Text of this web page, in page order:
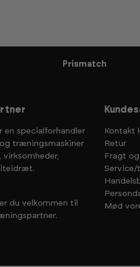
Prismatch
en specialforhandler
træningsmaskiner
du velkommen til
Kontakt
Retur
Fragt
Service/
Mød